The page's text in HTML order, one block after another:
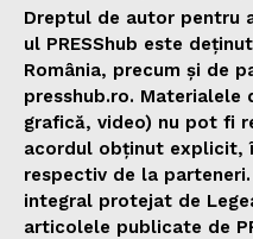
Dreptul de autor pentru
ul PRESShub este
România, precum și de
presshub.ro.
grafică, video) nu pot fi
acordul obținut explicit,
respectiv de la
integral protejat de
articolele publicate de